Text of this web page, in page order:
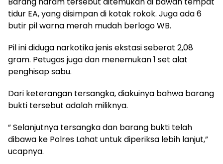
tidur EA, yang disimpan di kotak rokok. Juga ada 6
butir pil warna merah mudah berlogo WB.
Pil ini diduga narkotika jenis ekstasi seberat 2,08
gram. Petugas juga dan menemukan 1 set alat
penghisap sabu.
Dari keterangan tersangka, diakuinya bahwa barang
bukti tersebut adalah miliknya.
” Selanjutnya tersangka dan barang bukti telah
dibawa ke Polres Lahat untuk diperiksa lebih lanjut,”
ucapnya.